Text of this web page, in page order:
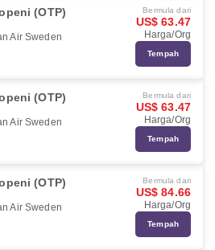
(OTP)
Air Sweden
Bermula dari
US$ 63.47
Harga/Org
Tempah
(OTP)
Air Sweden
Bermula dari
US$ 63.47
Harga/Org
Tempah
(OTP)
Air Sweden
Bermula dari
US$ 84.66
Harga/Org
Tempah